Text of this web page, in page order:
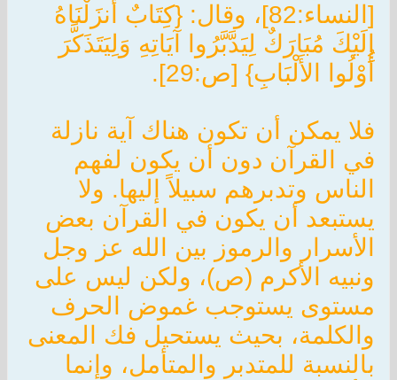
[النساء:82]، وقال: {كِتَابٌ أَنزَلْنَاهُ
إِلَيْكَ مُبَارَكٌ لِيَدَّبَّرُوا آيَاتِهِ وَلِيَتَذَكَّرَ
أُوْلُوا الأَلْبَابِ} [ص:29].
فلا يمكن أن تكون هناك آية نازلة
في القرآن دون أن يكون لفهم
الناس وتدبرهم سبيلاً إليها. ولا
يستبعد أن يكون في القرآن بعض
الأسرار والرموز بين الله عز وجل
ونبيه الأكرم (ص)، ولكن ليس على
مستوى يستوجب غموض الحرف
والكلمة، بحيث يستحيل فك المعنى
بالنسبة للمتدبر والمتأمل، وإنما